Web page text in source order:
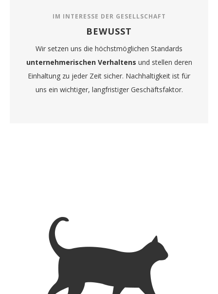
IM INTERESSE DER GESELLSCHAFT
BEWUSST
Wir setzen uns die höchstmöglichen Standards
unternehmerischen Verhaltens und stellen deren
Einhaltung zu jeder Zeit sicher. Nachhaltigkeit ist für
uns ein wichtiger, langfristiger Geschäftsfaktor.